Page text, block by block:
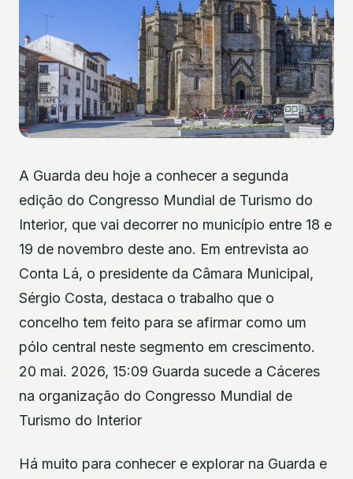
A Guarda deu hoje a conhecer a segunda
edição do Congresso Mundial de Turismo do
Interior, que vai decorrer no município entre 18 e
19 de novembro deste ano. Em entrevista ao
Conta Lá, o presidente da Câmara Municipal,
Sérgio Costa, destaca o trabalho que o
concelho tem feito para se afirmar como um
pólo central neste segmento em crescimento.
20 mai. 2026, 15:09 Guarda sucede a Cáceres
na organização do Congresso Mundial de
Turismo do Interior
Há muito para conhecer e explorar na Guarda e